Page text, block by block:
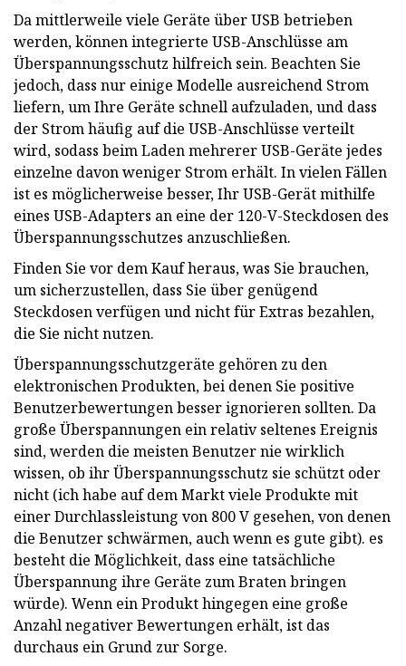
Da mittlerweile viele Geräte über USB betrieben
werden, können integrierte USB-Anschlüsse am
Überspannungsschutz hilfreich sein. Beachten Sie
jedoch, dass nur einige Modelle ausreichend Strom
liefern, um Ihre Geräte schnell aufzuladen, und dass
der Strom häufig auf die USB-Anschlüsse verteilt
wird, sodass beim Laden mehrerer USB-Geräte jedes
einzelne davon weniger Strom erhält. In vielen Fällen
ist es möglicherweise besser, Ihr USB-Gerät mithilfe
eines USB-Adapters an eine der 120-V-Steckdosen des
Überspannungsschutzes anzuschließen.
Finden Sie vor dem Kauf heraus, was Sie brauchen,
um sicherzustellen, dass Sie über genügend
Steckdosen verfügen und nicht für Extras bezahlen,
die Sie nicht nutzen.
Überspannungsschutzgeräte gehören zu den
elektronischen Produkten, bei denen Sie positive
Benutzerbewertungen besser ignorieren sollten. Da
große Überspannungen ein relativ seltenes Ereignis
sind, werden die meisten Benutzer nie wirklich
wissen, ob ihr Überspannungsschutz sie schützt oder
nicht (ich habe auf dem Markt viele Produkte mit
einer Durchlassleistung von 800 V gesehen, von denen
die Benutzer schwärmen, auch wenn es gute gibt). es
besteht die Möglichkeit, dass eine tatsächliche
Überspannung ihre Geräte zum Braten bringen
würde). Wenn ein Produkt hingegen eine große
Anzahl negativer Bewertungen erhält, ist das
durchaus ein Grund zur Sorge.